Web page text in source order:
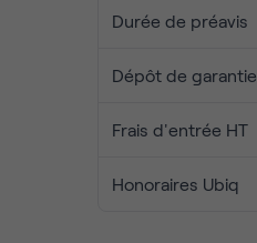
Durée de préavis
Dépôt de garantie
Frais d'entrée HT
Honoraires Ubiq